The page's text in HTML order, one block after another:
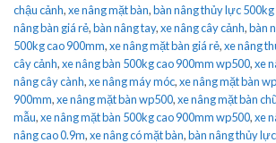
chậu cảnh,xe nâng mặt bàn,bàn nâng thủy lực
nâng bàn giá rẻ,bàn nâng tay,xe nâng cây cảnh,bàn
500kg cao 900mm,xe nâng mặt bàn giá rẻ,xe nâng
cây cảnh,xe nâng bàn 500kg cao 900mm wp500,xe
nâng cây cành,xe nâng máy móc,xe nâng mặt bàn
900mm,xe nâng mặt bàn wp500,xe nâng mặt bàn
mẫu,xe nâng mặt bàn 500kg cao 900mm wp500,xe
nâng cao 0.9m,xe nâng có mặt bàn,bàn nâng thủy lực